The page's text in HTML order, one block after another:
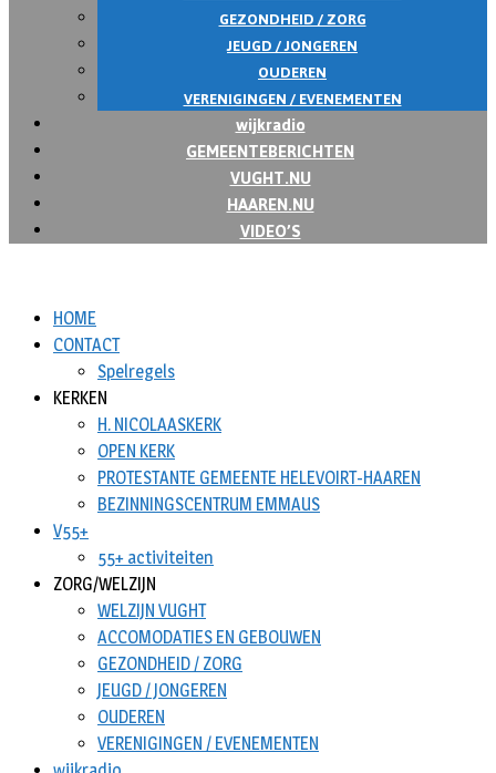
GEZONDHEID / ZORG
JEUGD / JONGEREN
OUDEREN
VERENIGINGEN / EVENEMENTEN
wijkradio
GEMEENTEBERICHTEN
VUGHT.NU
HAAREN.NU
VIDEO’S
HOME
CONTACT
Spelregels
KERKEN
H. NICOLAASKERK
OPEN KERK
PROTESTANTE GEMEENTE HELEVOIRT-HAAREN
BEZINNINGSCENTRUM EMMAUS
V55+
55+ activiteiten
ZORG/WELZIJN
WELZIJN VUGHT
ACCOMODATIES EN GEBOUWEN
GEZONDHEID / ZORG
JEUGD / JONGEREN
OUDEREN
VERENIGINGEN / EVENEMENTEN